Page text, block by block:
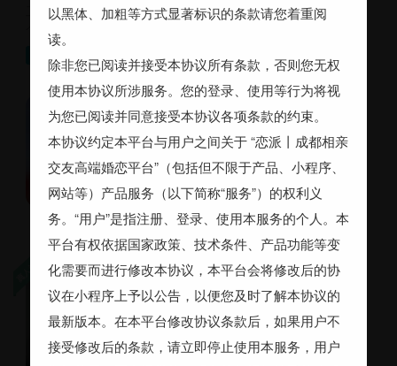
工作、家两点一线，偶尔学个跳舞或在家自己跳，心情好会下
心情），追星佛系，不熟悉会高冷熟悉了爱搞小抽象
寻觅 26～30岁，173～178cm，未婚，大专，8千~1万，两年内，四川成都，【已购房(有贷款)】【已购房(无贷款)】，其他要求：三观正、有责任心担当、孝顺、不吸烟赌博酗酒、爱干净讲卫生、尊重女性
真诚的我
成都龙泉驿区 37岁 未婚
162cm 高中 5~8千
期望半年内结婚
圣振
成都青羊区 28岁 未婚 173cm
自由职业者 大专 1~2万
旅行
看电影煲剧
徒步登山
以黑体、加粗等方式显著标识的条款请您着重阅
读。
除非您已阅读并接受本协议所有条款，否则您无权
使用本协议所涉服务。您的登录、使用等行为将视
为您已阅读并同意接受本协议各项条款的约束。
本协议约定本平台与用户之间关于 “恋派丨成都相亲
交友高端婚恋平台”（包括但不限于产品、小程序、
网站等）产品服务（以下简称“服务”）的权利义
务。“用户”是指注册、登录、使用本服务的个人。本
平台有权依据国家政策、技术条件、产品功能等变
化需要而进行修改本协议，本平台会将修改后的协
议在小程序上予以公告，以便您及时了解本协议的
最新版本。在本平台修改协议条款后，如果用户不
接受修改后的条款，请立即停止使用本服务，用户